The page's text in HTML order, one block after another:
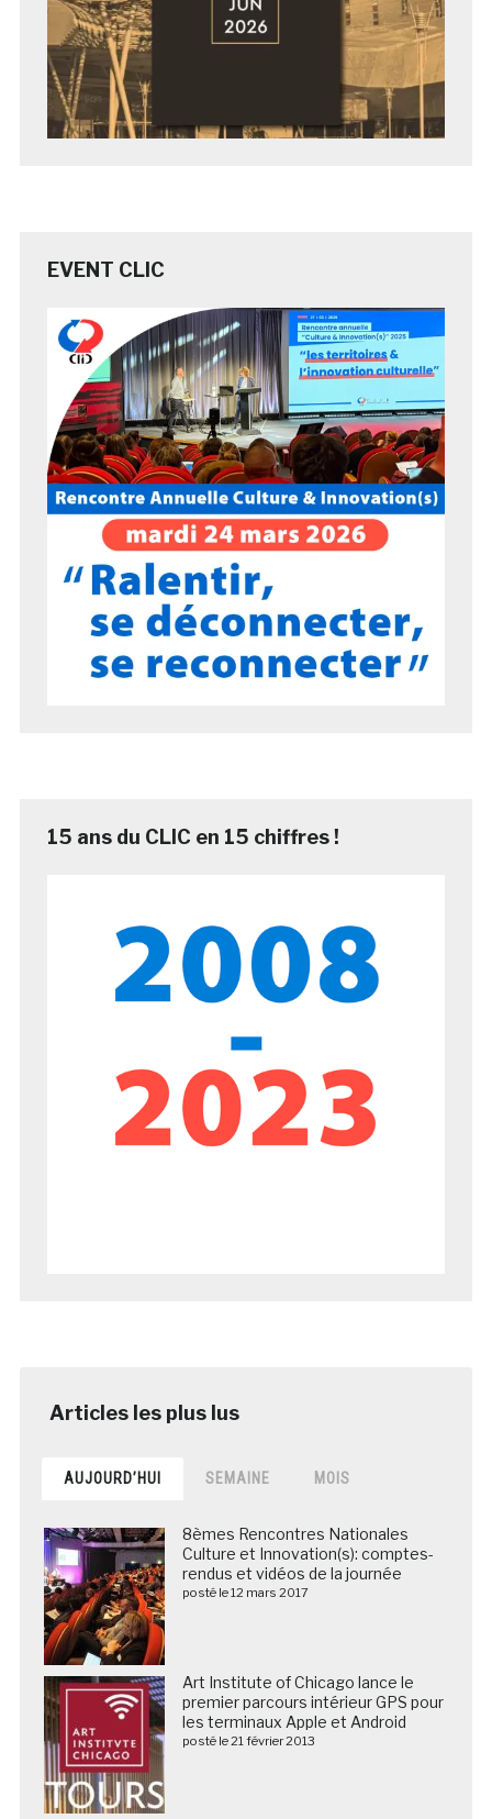
EVENT CLIC
15 ans du CLIC en 15 chiffres !
AUJOURD’HUI SEMAINE MOIS
8èmes Rencontres Nationales
Culture et Innovation(s): comptes-
rendus et vidéos de la journée
posté le 12 mars 2017
Art Institute of Chicago lance le
premier parcours intérieur GPS pour
les terminaux Apple et Android
posté le 21 février 2013